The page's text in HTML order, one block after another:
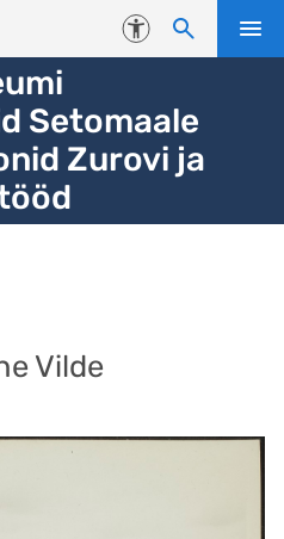
Juurdepääsetavus
Setomaale
Zurovi ja
Vilde